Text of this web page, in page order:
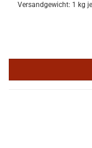
Versandgewicht: 1 kg